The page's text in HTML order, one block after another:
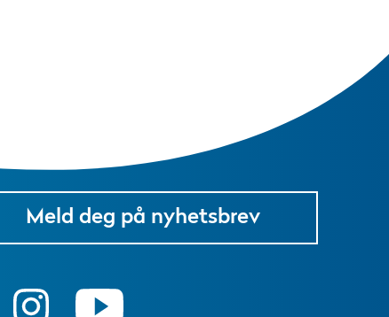
Meld deg på nyhetsbrev